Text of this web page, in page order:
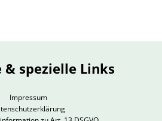
& spezielle Links
Impressum